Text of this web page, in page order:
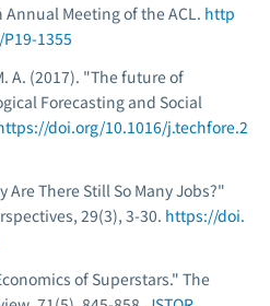
Meeting of the ACL. http
1355
A. (2017). "The future of
Forecasting and Social
doi.org/10.1016/j.techfore.2
Are There Still So Many Jobs?"
, 29(3), 3-30. https://doi.
of Superstars." The